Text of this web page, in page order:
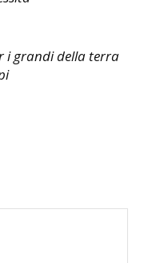
i grandi della terra